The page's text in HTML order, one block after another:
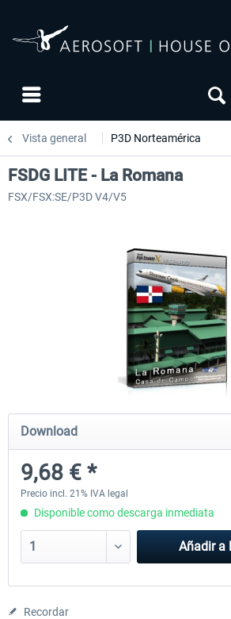
Vista general P3D Norteamérica
PILOT'S - FS Global Ultimate 2024
84,69 € *
FSDG LITE - La Romana
FSX/FSX:SE/P3D V4/V5
Download
9,68 € *
Precio incl. 21% IVA legal
Disponible como descarga inmediata
Añadir a
Recordar